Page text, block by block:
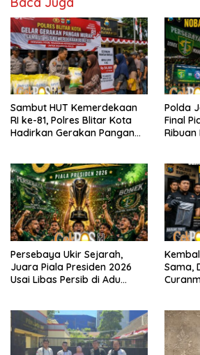
Sambut HUT Kemerdekaan
RI ke-81, Polres Blitar Kota
Hadirkan Gerakan Pangan
Polda
Final
Ribuan
Persebaya Ukir Sejarah,
Juara Piala Presiden 2026
Usai Libas Persib di Adu
Sama,